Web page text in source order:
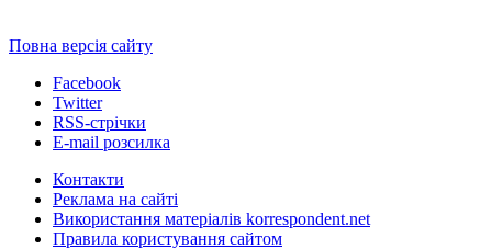
Повна версія сайту
Facebook
Twitter
RSS-стрічки
E-mail розсилка
Контакти
Реклама на сайті
Використання матеріалів korrespondent.net
Правила користування сайтом